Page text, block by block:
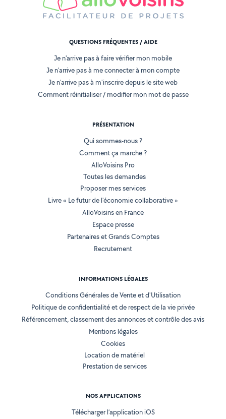
QUESTIONS FRÉQUENTES / AIDE
Je n'arrive pas à faire vérifier mon mobile
Je n'arrive pas à me connecter à mon compte
Je n'arrive pas à m'inscrire depuis le site web
Comment réinitialiser / modifier mon mot de passe
PRÉSENTATION
Qui sommes-nous ?
Comment ça marche ?
AlloVoisins Pro
Toutes les demandes
Proposer mes services
Livre « Le futur de l'économie collaborative »
AlloVoisins en France
Espace presse
Partenaires et Grands Comptes
Recrutement
INFORMATIONS LÉGALES
Conditions Générales de Vente et d'Utilisation
Politique de confidentialité et de respect de la vie privée
Référencement, classement des annonces et contrôle des avis
Mentions légales
Cookies
Location de matériel
Prestation de services
NOS APPLICATIONS
Télécharger l’application iOS